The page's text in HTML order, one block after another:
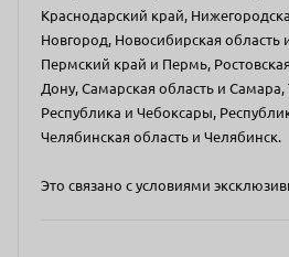
Краснодарский край,
Новгород, Новосибирская область
Пермский край и Пермь,
Дону, Самарская область и
Республика и Чебоксары,
Челябинская область и Челябинск.
Это связано с условиями